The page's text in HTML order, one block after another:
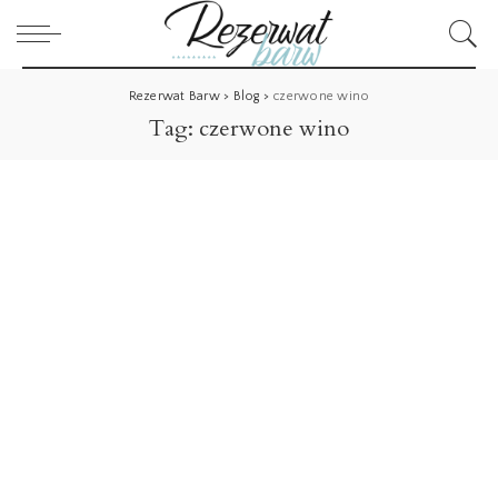
Rezerwat Barw> Blog > czerwone wino
Tag: czerwone wino